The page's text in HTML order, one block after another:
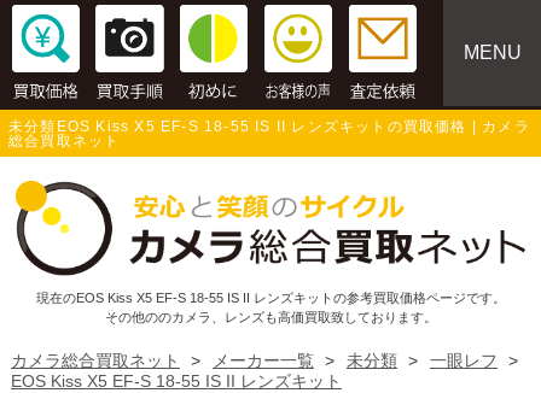
MENU
未分類EOS Kiss X5 EF-S 18-55 IS II レンズキットの買取価格 | カメラ
総合買取ネット
現在のEOS Kiss X5 EF-S 18-55 IS II レンズキットの参考買取価格ページです。
その他ののカメラ、レンズも高価買取致しております。
カメラ総合買取ネット > メーカー一覧 > 未分類 > 一眼レフ
>
EOS Kiss X5 EF-S 18-55 IS II レンズキット